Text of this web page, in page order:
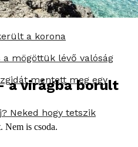
a korona
mögöttük lévő valóság
mentett meg egy
Neked hogy tetszik
a virágba borult
Nem is csoda.